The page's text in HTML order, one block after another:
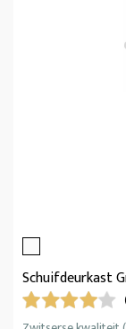
Schuifdeurkast